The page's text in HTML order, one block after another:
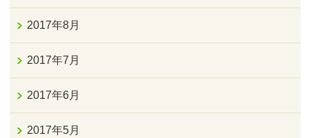
2017年8月
2017年7月
2017年6月
2017年5月